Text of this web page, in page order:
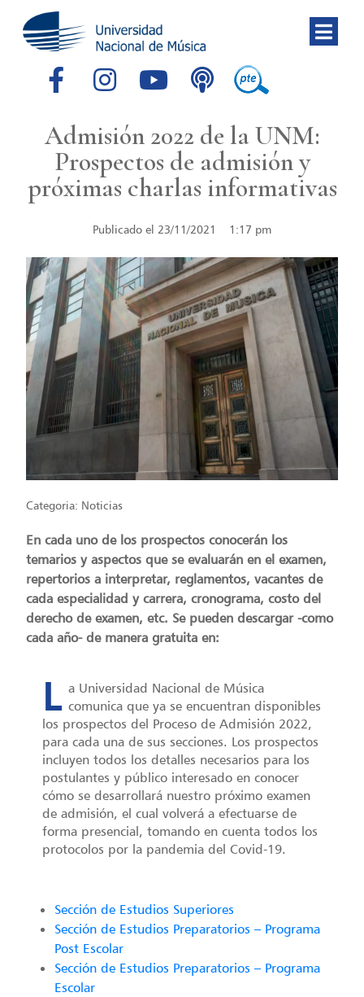
Admisión 2022 de la UNM:
Prospectos de admisión y
próximas charlas informativas
Publicado el 23/11/2021 1:17 pm
Categoria: Noticias
En cada uno de los prospectos conocerán los
temarios y aspectos que se evaluarán en el examen,
repertorios a interpretar, reglamentos, vacantes de
cada especialidad y carrera, cronograma, costo del
derecho de examen, etc. Se pueden descargar -como
cada año- de manera gratuita en:
L a Universidad Nacional de Música
comunica que ya se encuentran disponibles
los prospectos del Proceso de Admisión 2022,
para cada una de sus secciones. Los prospectos
incluyen todos los detalles necesarios para los
postulantes y público interesado en conocer
cómo se desarrollará nuestro próximo examen
de admisión, el cual volverá a efectuarse de
forma presencial, tomando en cuenta todos los
protocolos por la pandemia del Covid-19.
Sección de Estudios Superiores
Sección de Estudios Preparatorios – Programa
Post Escolar
Sección de Estudios Preparatorios – Programa
Escolar